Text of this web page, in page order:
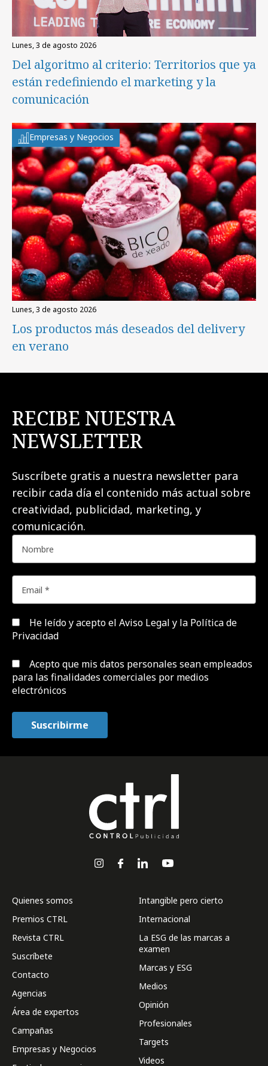
lunes, 3 de agosto 2026
Del algoritmo al criterio: Territorios que ya
están redefiniendo el marketing y la
comunicación
Empresas y Negocios
lunes, 3 de agosto 2026
Los productos más deseados del delivery
en verano
RECIBE NUESTRA
NEWSLETTER
Suscríbete gratis a nuestra newsletter para
recibir cada día el contenido más actual sobre
creatividad, publicidad, marketing, y
comunicación.
He leído y acepto el Aviso Legal y la Política de
Privacidad
Acepto que mis datos personales sean empleados
para las finalidades comerciales por medios
electrónicos
Quienes somos
Premios CTRL
Revista CTRL
Suscríbete
Contacto
Agencias
Área de expertos
Campañas
Empresas y Negocios
Intangible pero cierto
Internacional
La ESG de las marcas a
examen
Marcas y ESG
Medios
Opinión
Profesionales
Targets
Videos